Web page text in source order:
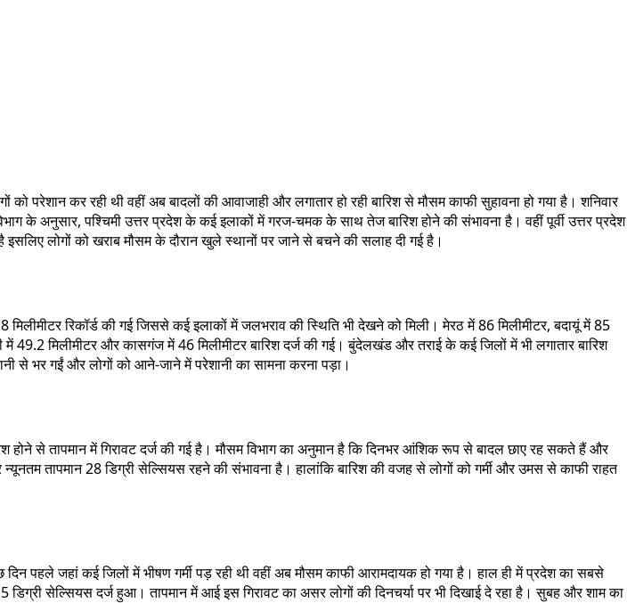
कर रही थी वहीं अब बादलों की आवाजाही और लगातार हो रही बारिश से मौसम काफी सुहावना हो गया है। शनिवार
के अनुसार, पश्चिमी उत्तर प्रदेश के कई इलाकों में गरज-चमक के साथ तेज बारिश होने की संभावना है। वहीं पूर्वी उत्तर प्रदेश
लोगों को खराब मौसम के दौरान खुले स्थानों पर जाने से बचने की सलाह दी गई है।
रिकॉर्ड की गई जिससे कई इलाकों में जलभराव की स्थिति भी देखने को मिली। मेरठ में 86 मिलीमीटर, बदायूं में 85
49.2 मिलीमीटर और कासगंज में 46 मिलीमीटर बारिश दर्ज की गई। बुंदेलखंड और तराई के कई जिलों में भी लगातार बारिश
से भर गईं और लोगों को आने-जाने में परेशानी का सामना करना पड़ा।
से तापमान में गिरावट दर्ज की गई है। मौसम विभाग का अनुमान है कि दिनभर आंशिक रूप से बादल छाए रह सकते हैं और
तापमान 28 डिग्री सेल्सियस रहने की संभावना है। हालांकि बारिश की वजह से लोगों को गर्मी और उमस से काफी राहत
पहले जहां कई जिलों में भीषण गर्मी पड़ रही थी वहीं अब मौसम काफी आरामदायक हो गया है। हाल ही में प्रदेश का सबसे
सेल्सियस दर्ज हुआ। तापमान में आई इस गिरावट का असर लोगों की दिनचर्या पर भी दिखाई दे रहा है। सुबह और शाम का